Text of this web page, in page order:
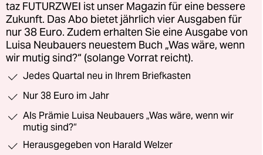
taz FUTURZWEI ist unser Magazin für eine bessere
Zukunft. Das Abo bietet jährlich vier Ausgaben für
nur 38 Euro. Zudem erhalten Sie eine Ausgabe von
Luisa Neubauers neuestem Buch „Was wäre, wenn
wir mutig sind?“ (solange Vorrat reicht).
Jedes Quartal neu in Ihrem Briefkasten
Nur 38 Euro im Jahr
Als Prämie Luisa Neubauers „Was wäre, wenn wir
mutig sind?“
Herausgegeben von Harald Welzer